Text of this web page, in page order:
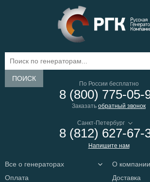
ПОИСК
По России бесплатно
8 (800) 775-05-
Заказать обратный звонок
8 (812) 627-67-
Напишите нам
Все о генераторах
О компании
Оплата
Доставка